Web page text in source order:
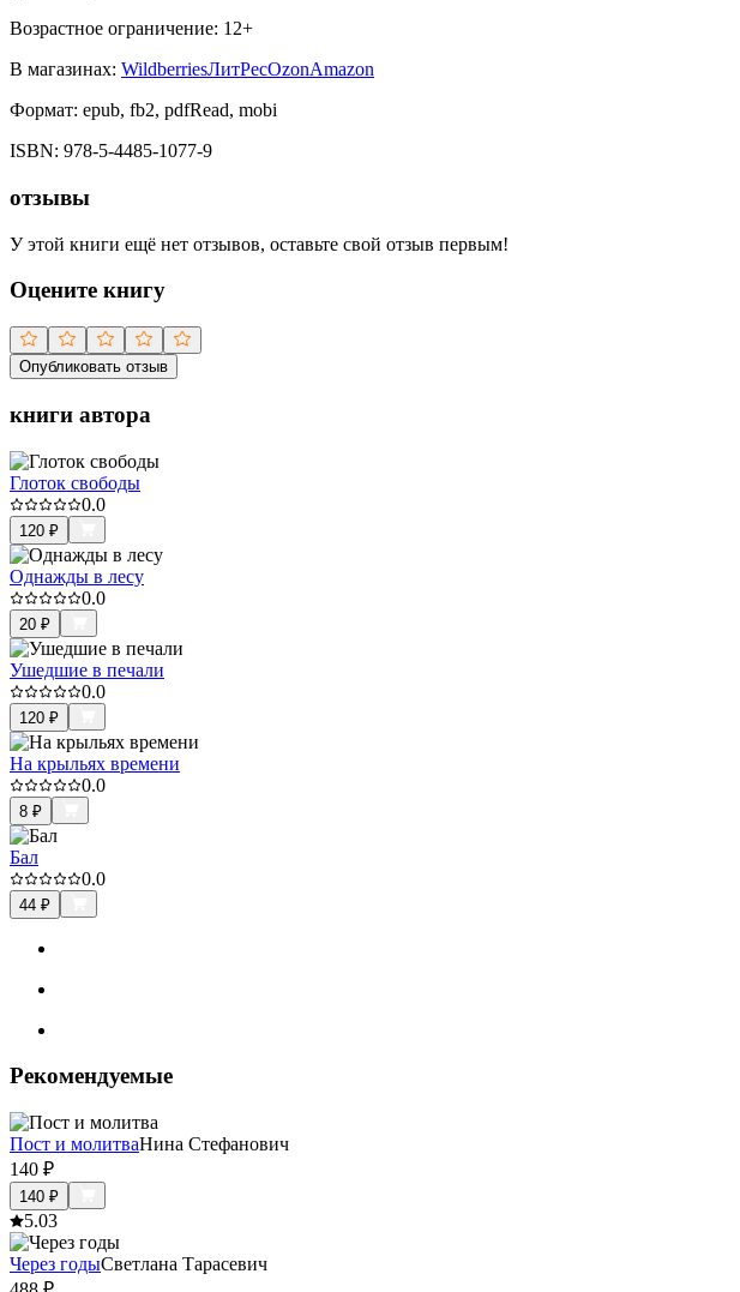
Возрастное ограничение: 12+
В магазинах: WildberriesЛитРесOzonAmazon
Формат: epub, fb2, pdfRead, mobi
ISBN: 978-5-4485-1077-9
отзывы
У этой книги ещё нет отзывов, оставьте свой отзыв первым!
Оцените книгу
Опубликовать отзыв
книги автора
Глоток свободы
0.0
120 ₽
Однажды в лесу
0.0
20 ₽
Ушедшие в печали
0.0
120 ₽
На крыльях времени
0.0
8 ₽
Бал
0.0
44 ₽
Рекомендуемые
Пост и молитваНина Стефанович
140 ₽
140 ₽
5.03
Через годыСветлана Тарасевич